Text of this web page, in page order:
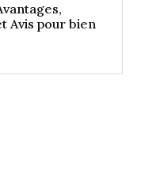
Avis pour bien